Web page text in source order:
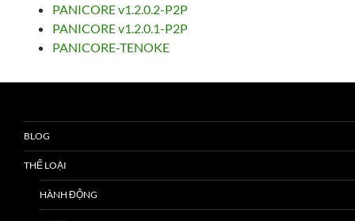
PANICORE v1.2.0.2-P2P
PANICORE v1.2.0.1-P2P
PANICORE-TENOKE
BLOG
THỂ LOẠI
HÀNH ĐỘNG